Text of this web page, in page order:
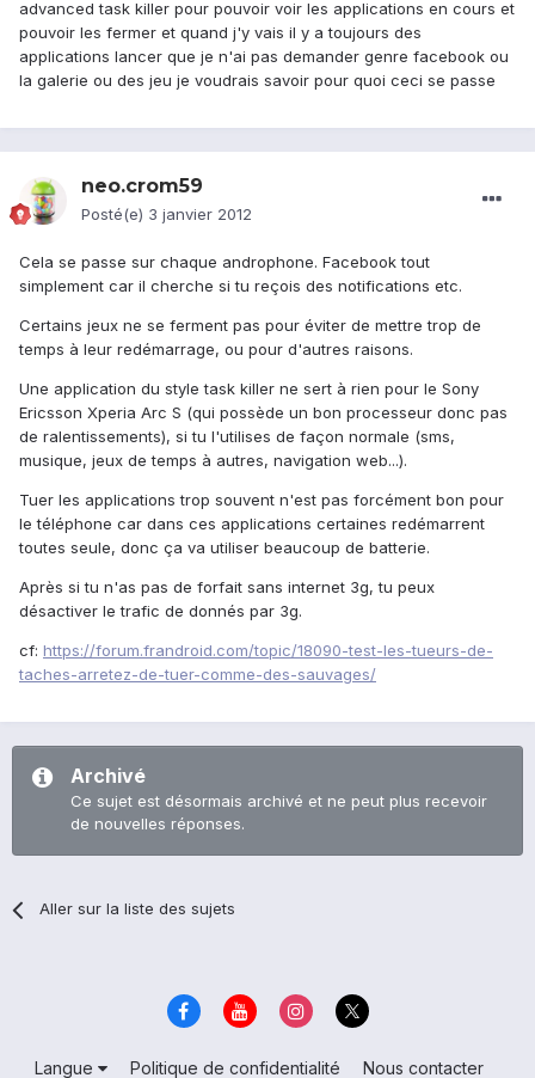
advanced task killer pour pouvoir voir les applications en cours et
pouvoir les fermer et quand j'y vais il y a toujours des
applications lancer que je n'ai pas demander genre facebook ou
la galerie ou des jeu je voudrais savoir pour quoi ceci se passe
neo.crom59
Posté(e) 3 janvier 2012
Cela se passe sur chaque androphone. Facebook tout
simplement car il cherche si tu reçois des notifications etc.
Certains jeux ne se ferment pas pour éviter de mettre trop de
temps à leur redémarrage, ou pour d'autres raisons.
Une application du style task killer ne sert à rien pour le Sony
Ericsson Xperia Arc S (qui possède un bon processeur donc pas
de ralentissements), si tu l'utilises de façon normale (sms,
musique, jeux de temps à autres, navigation web...).
Tuer les applications trop souvent n'est pas forcément bon pour
le téléphone car dans ces applications certaines redémarrent
toutes seule, donc ça va utiliser beaucoup de batterie.
Après si tu n'as pas de forfait sans internet 3g, tu peux
désactiver le trafic de donnés par 3g.
cf: https://forum.frandroid.com/topic/18090-test-les-tueurs-de-
taches-arretez-de-tuer-comme-des-sauvages/
Archivé
Ce sujet est désormais archivé et ne peut plus recevoir
de nouvelles réponses.
Aller sur la liste des sujets
Langue Politique de confidentialité Nous contacter